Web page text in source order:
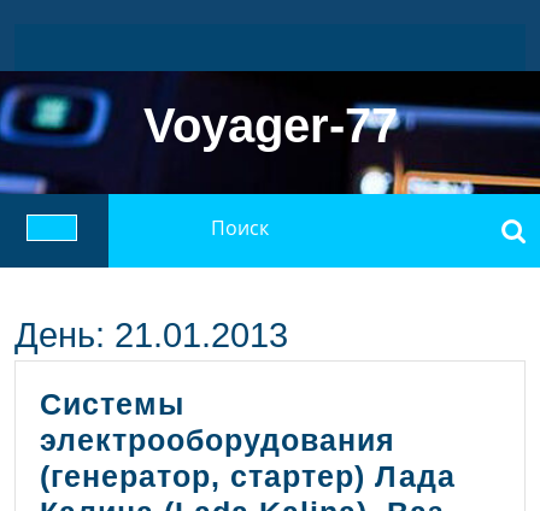
Voyager-77
Кнопка
Открыть
День: 21.01.2013
Системы
электрооборудования
(генератор, стартер) Лада